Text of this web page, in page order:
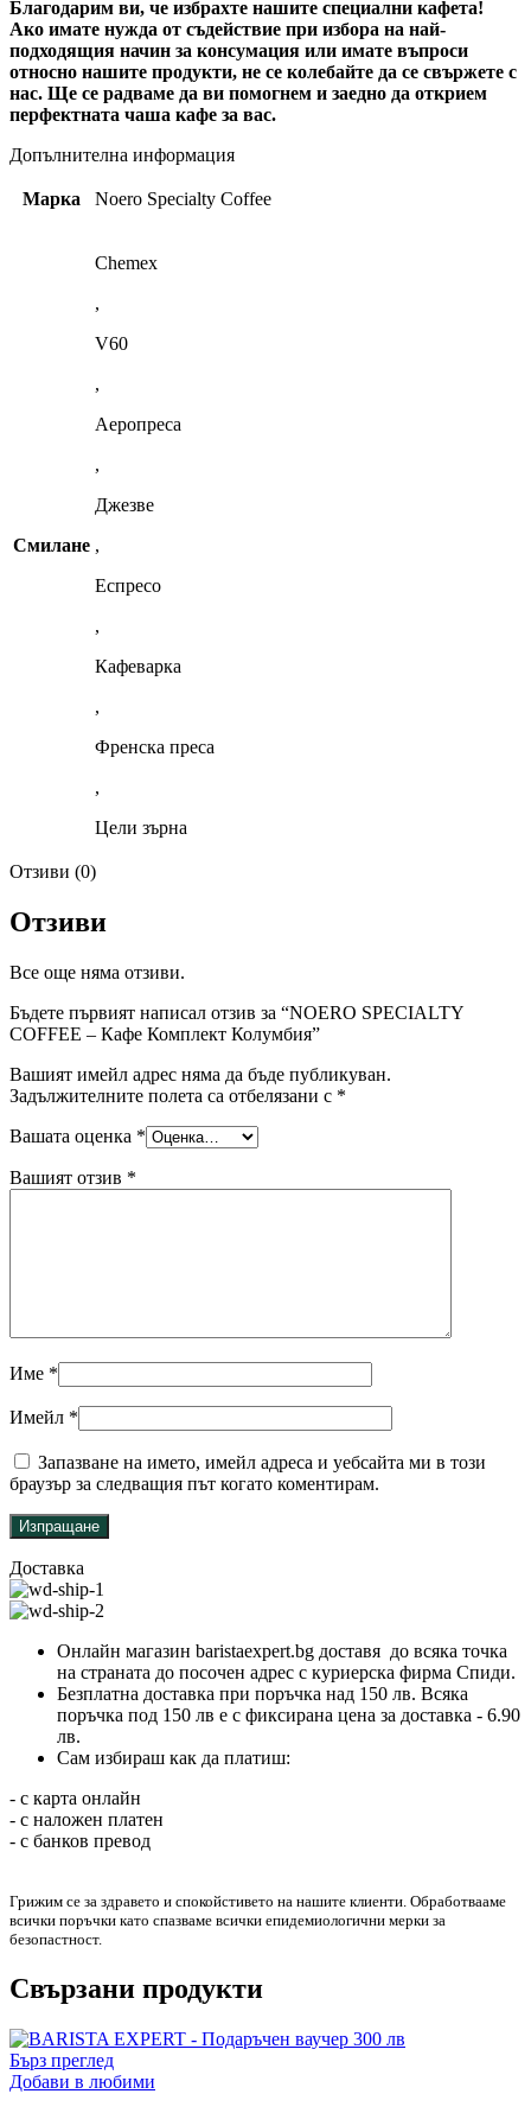
Благодарим ви, че избрахте нашите специални кафета!
Ако имате нужда от съдействие при избора на най-
подходящия начин за консумация или имате въпроси
относно нашите продукти, не се колебайте да се свържете с
нас. Ще се радваме да ви помогнем и заедно да открием
перфектната чаша кафе за вас.
Допълнителна информация
Марка Noero Specialty Coffee
Смилане
Chemex
,
V60
,
Аеропреса
,
Джезве
,
Еспресо
,
Кафеварка
,
Френска преса
,
Цели зърна
Отзиви (0)
Отзиви
Все още няма отзиви.
Бъдете първият написал отзив за “NOERO SPECIALTY
COFFEE – Кафе Комплект Колумбия”
Вашият имейл адрес няма да бъде публикуван.
Задължителните полета са отбелязани с *
Вашата оценка *
Вашият отзив *
Име *
Имейл *
Запазване на името, имейл адреса и уебсайта ми в този
браузър за следващия път когато коментирам.
Доставка
Онлайн магазин baristaexpert.bg доставя до всяка точка
на страната до посочен адрес с куриерска фирма Спиди.
Безплатна доставка при поръчка над 150 лв. Всяка
поръчка под 150 лв е с фиксирана цена за доставка - 6.90
лв.
Сам избираш как да платиш:
- с карта онлайн
- с наложен платен
- с банков превод
Грижим се за здравето и спокойстивето на нашите клиенти. Обработвааме
всички поръчки като спазваме всички епидемиологични мерки за
безопастност.
Свързани продукти
Бърз преглед
Добави в любими